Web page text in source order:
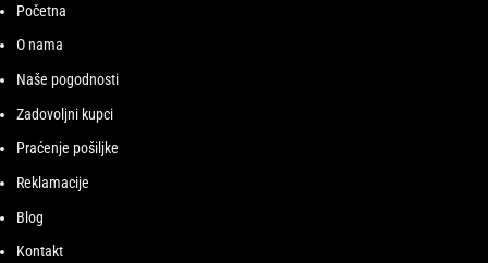
Početna
O nama
Naše pogodnosti
Zadovoljni kupci
Praćenje pošiljke
Reklamacije
Blog
Kontakt